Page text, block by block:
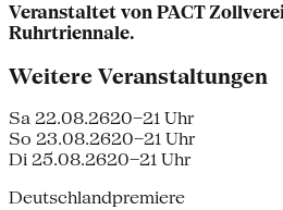
Veranstaltet von PACT
Ruhrtriennale.
Weitere Veranstaltungen
Sa 22.08.2620–21 Uhr
So 23.08.2620–21 Uhr
Di 25.08.2620–21 Uhr
Deutschlandpremiere